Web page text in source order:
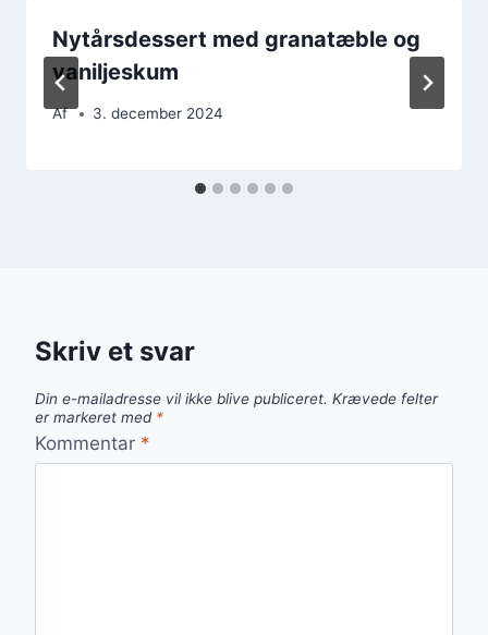
Nytårsdessert med granatæble og
vaniljeskum
Af 3. december 2024
Skriv et svar
Din e-mailadresse vil ikke blive publiceret. Krævede felter
er markeret med *
Kommentar *